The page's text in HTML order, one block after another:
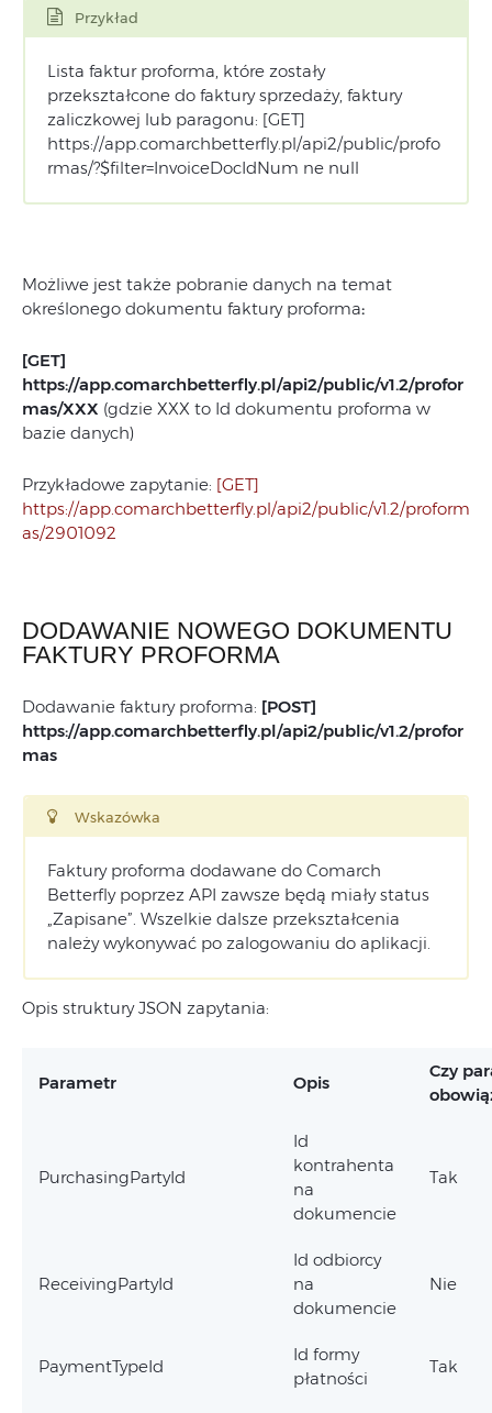
Przykład
Lista faktur proforma, które zostały
przekształcone do faktury sprzedaży, faktury
zaliczkowej lub paragonu: [GET]
https://app.comarchbetterfly.pl/api2/public/profo
rmas/?$filter=InvoiceDocIdNum ne null
Możliwe jest także pobranie danych na temat
określonego dokumentu faktury proforma:
[GET]
https://app.comarchbetterfly.pl/api2/public/v1.2/profor
mas/XXX (gdzie XXX to Id dokumentu proforma w
bazie danych)
Przykładowe zapytanie: [GET]
https://app.comarchbetterfly.pl/api2/public/v1.2/proform
as/2901092
DODAWANIE NOWEGO DOKUMENTU
FAKTURY PROFORMA
Dodawanie faktury proforma: [POST]
https://app.comarchbetterfly.pl/api2/public/v1.2/profor
mas
Wskazówka
Faktury proforma dodawane do Comarch
Betterfly poprzez API zawsze będą miały status
„Zapisane”. Wszelkie dalsze przekształcenia
należy wykonywać po zalogowaniu do aplikacji.
Opis struktury JSON zapytania:
Parametr Opis
Czy
PurchasingPartyId
Id
kontrahenta
na
dokumencie
Tak
ReceivingPartyId
Id odbiorcy
na
dokumencie
Nie
PaymentTypeId
Id formy
płatności
Tak